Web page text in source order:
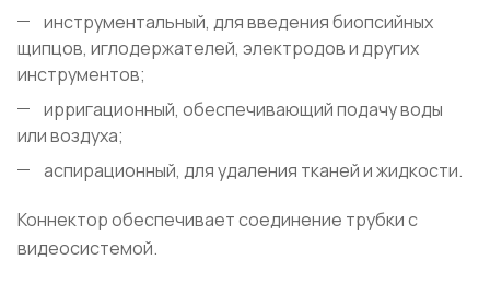
инструментальный, для введения биопсийных
щипцов, иглодержателей, электродов и других
инструментов;
ирригационный, обеспечивающий подачу воды
или воздуха;
аспирационный, для удаления тканей и жидкости.
Коннектор обеспечивает соединение трубки с
видеосистемой.